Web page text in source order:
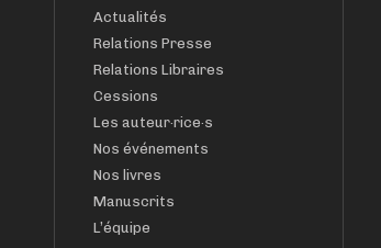
Actualités
Relations Presse
Relations Libraires
Cessions
Les auteur·rice·s
Nos événements
Nos livres
Manuscrits
L’équipe